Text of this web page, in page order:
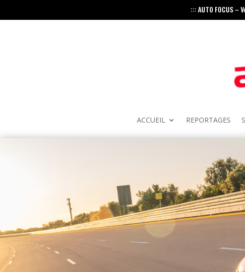
::: AUTO FOCUS
ACCUEIL REPORTAGES